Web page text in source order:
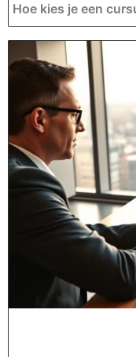
Hoe kies je een